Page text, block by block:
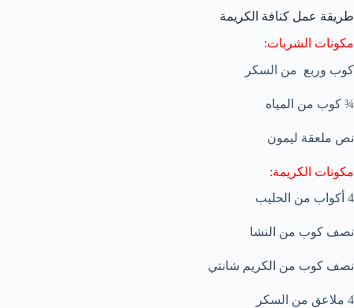
طريقة عمل كنافة الكريمة
مكونات الشربات:
كوب وربع من السكر
¾ كوب من المياه
نص ملعقة ليمون
مكونات الكريمة:
4 أكواب من الحليب
نصف كوب من النشا
نصف كوب من الكريم شانتي
4 ملاعق من السكر